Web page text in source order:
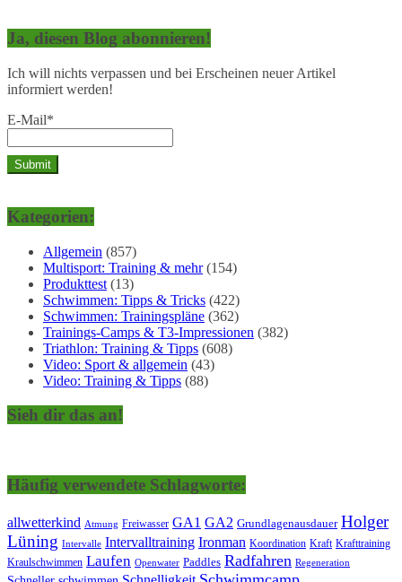
Ja, diesen Blog abonnieren!
Ich will nichts verpassen und bei Erscheinen neuer Artikel
informiert werden!
E-Mail*
Kategorien:
Allgemein (857)
Multisport: Training & mehr(154)
Produkttest (13)
Schwimmen: Tipps & Tricks (422)
Schwimmen: Trainingspläne (362)
Trainings-Camps & T3-Impressionen (382)
Triathlon: Training & Tipps (608)
Video: Sport & allgemein (43)
Video: Training & Tipps (88)
Sieh dir das an!
Häufig verwendete Schlagworte:
allwetterkind Atmung Freiwasser GA1 GA2 Grundlagenausdauer Holger
Lüning Intervalle Intervalltraining Ironman Koordination Kraft Krafttraining
Kraulschwimmen Laufen Openwater Paddles Radfahren Regeneration